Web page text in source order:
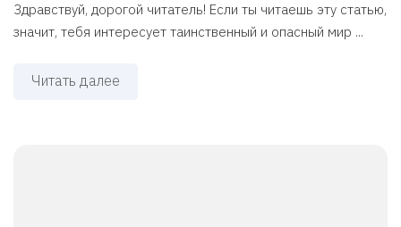
Здравствуй, дорогой читатель! Если ты читаешь эту статью,
значит, тебя интересует таинственный и опасный мир ...
Читать далее